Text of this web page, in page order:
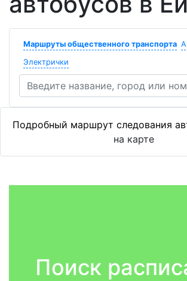
Маршруты общественного транспорта
Электрички
Подробный маршрут следования
на карте
Поиск